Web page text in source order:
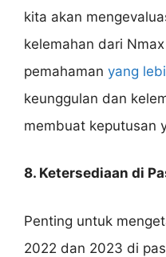
kita akan
kelemahan dari
pemahaman yang
keunggulan dan
membuat keputusan
8. Ketersediaan di
Penting untuk
2022 dan 2023 di